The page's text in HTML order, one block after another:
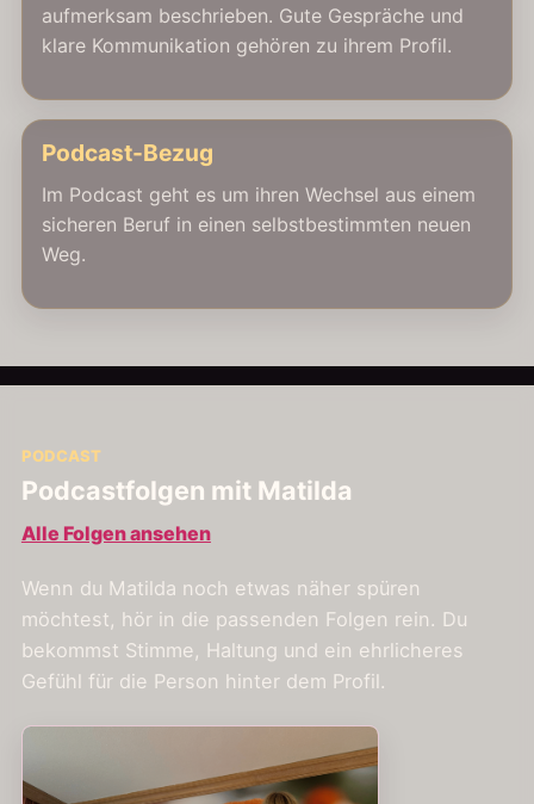
aufmerksam beschrieben. Gute Gespräche und
klare Kommunikation gehören zu ihrem Profil.
Podcast-Bezug
Im Podcast geht es um ihren Wechsel aus einem
sicheren Beruf in einen selbstbestimmten neuen
Weg.
PODCAST
Podcastfolgen mit Matilda
Alle Folgen ansehen
Wenn du Matilda noch etwas näher spüren
möchtest, hör in die passenden Folgen rein. Du
bekommst Stimme, Haltung und ein ehrlicheres
Gefühl für die Person hinter dem Profil.